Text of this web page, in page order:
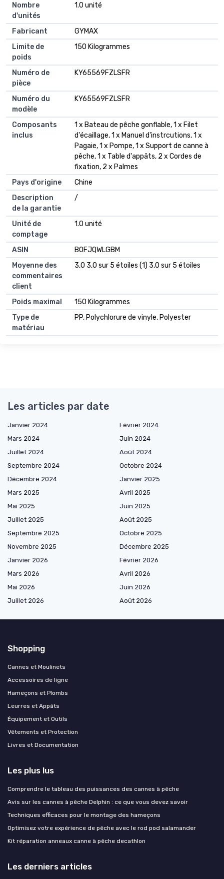
Nombre
d'unités
1.0 unité
Fabricant
GYMAX
Limite de
poids
150 Kilogrammes
Numéro de
pièce
KY65569FZLSFR
Numéro du
modèle
KY65569FZLSFR
Composants
inclus
1 x Bateau de pêche gonflable, 1 x Filet
d'écaillage, 1 x Manuel d'instrcutions, 1 x
Pagaie, 1 x Pompe, 1 x Support de canne à
pêche, 1 x Table d'appâts, 2 x Cordes de
fixation, 2 x Palmes
Pays d'origine
Chine
Description
de la garantie
/
Unité de
comptage
1.0 unité
ASIN
B0FJQWLGBM
Moyenne des
commentaires
client
3,0 3,0 sur 5 étoiles (1) 3,0 sur 5 étoiles
Poids maximal
150 Kilogrammes
Type de
matériau
PP, Polychlorure de vinyle, Polyester
Les articles par date
Janvier 2024
Février 2024
Mars 2024
Juin 2024
Juillet 2024
Août 2024
Septembre 2024
Octobre 2024
Décembre 2024
Janvier 2025
Mars 2025
Avril 2025
Mai 2025
Juin 2025
Juillet 2025
Août 2025
Septembre 2025
Octobre 2025
Novembre 2025
Décembre 2025
Janvier 2026
Février 2026
Mars 2026
Avril 2026
Mai 2026
Juin 2026
Juillet 2026
Août 2026
Shopping
Cannes et Moulinets
Accessoires de ligne
Hameçons et Plombs
Leurres et Appâts
Équipement et Outils
Vêtements et Protection
Livres et Documentation
Les plus lus
Comprendre le tableau des puissances des cannes à pêche
Avis sur les cannes à pêche Delphin : ce que vous devez savoir
Techniques efficaces pour le montage des hameçons
Optimisez votre expérience de pêche avec le rod pod salamander
Kit réparation anneaux canne à pêche decathlon
Les derniers articles